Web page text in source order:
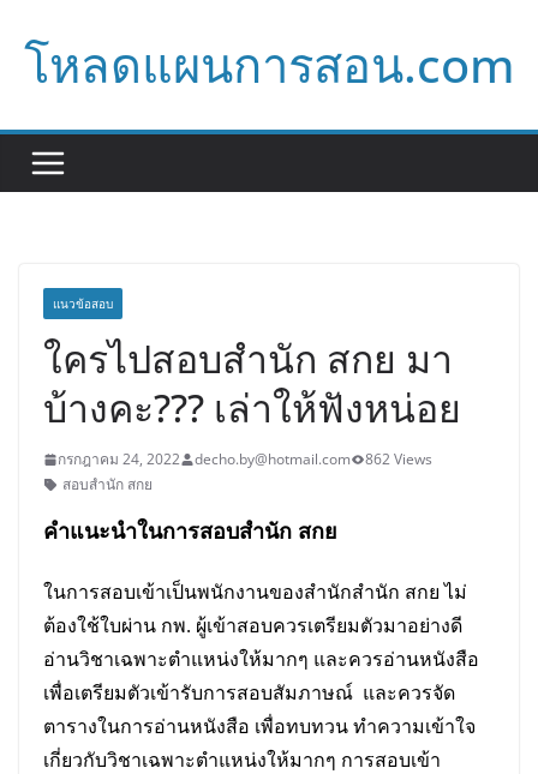
content
โหลดแผนการสอน.com
แนวข้อสอบ
ใครไปสอบสำนัก สกย มา
บ้างคะ??? เล่าให้ฟังหน่อย
กรกฎาคม 24, 2022 decho.by@hotmail.com
862 Views
สอบสำนัก สกย
คำแนะนำในการสอบสำนัก สกย
ในการสอบเข้าเป็นพนักงานของสำนักสำนัก สกย ไม่
ต้องใช้ใบผ่าน กพ. ผู้เข้าสอบควรเตรียมตัวมาอย่างดี
อ่านวิชาเฉพาะตำแหน่งให้มากๆ และควรอ่านหนังสือ
เพื่อเตรียมตัวเข้ารับการสอบสัมภาษณ์ และควรจัด
ตารางในการอ่านหนังสือ เพื่อทบทวน ทำความเข้าใจ
เกี่ยวกับวิชาเฉพาะตำแหน่งให้มากๆ การสอบเข้า